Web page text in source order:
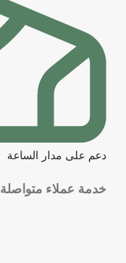
دعم على مدار الساعة
خدمة عملاء متواصلة